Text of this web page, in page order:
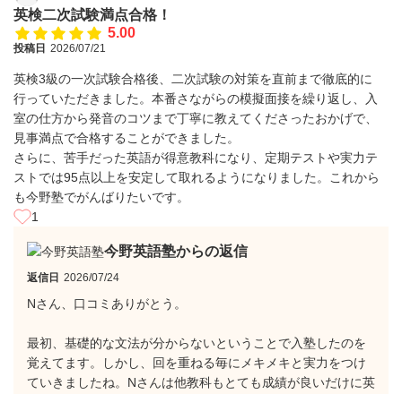
英検二次試験満点合格！
5.00
投稿日 2026/07/21
英検3級の一次試験合格後、二次試験の対策を直前まで徹底的に
行っていただきました。本番さながらの模擬面接を繰り返し、入
室の仕方から発音のコツまで丁寧に教えてくださったおかげで、
見事満点で合格することができました。
さらに、苦手だった英語が得意教科になり、定期テストや実力テ
ストでは95点以上を安定して取れるようになりました。これから
も今野塾でがんばりたいです。
1
今野英語塾からの返信
返信日 2026/07/24
Nさん、口コミありがとう。
最初、基礎的な文法が分からないということで入塾したのを
覚えてます。しかし、回を重ねる毎にメキメキと実力をつけ
ていきましたね。Nさんは他教科もとても成績が良いだけに英